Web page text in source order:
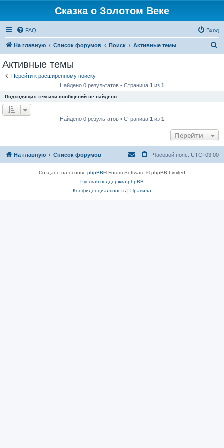
Сказка о Золотом Веке
FAQ Вход
На главную Список форумов Поиск Активные темы
Активные темы
Перейти к расширенному поиску
Найдено 0 результатов • Страница 1 из 1
Подходящих тем или сообщений не найдено.
Найдено 0 результатов • Страница 1 из 1
Перейти
На главную Список форумов Часовой пояс: UTC+03:00
Создано на основе phpBB® Forum Software © phpBB Limited
Русская поддержка phpBB
Конфиденциальность| Правила